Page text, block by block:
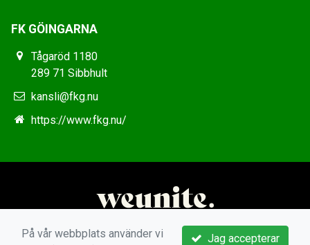
FK GÖINGARNA
Tågaröd 1180
289 71 Sibbhult
kansli@fkg.nu
https://www.fkg.nu/
Jag accepterar
På vår webbplats använder vi